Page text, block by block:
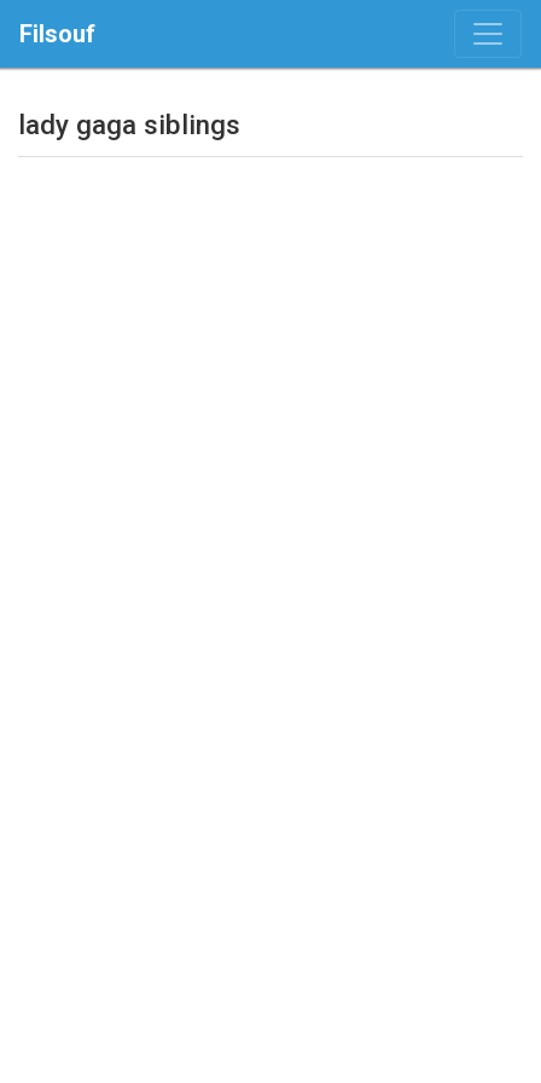
Filsouf
lady gaga siblings